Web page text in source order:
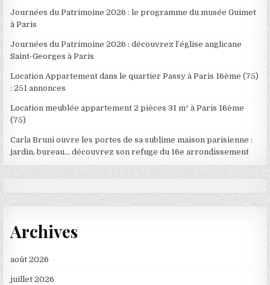
Journées du Patrimoine 2026 : le programme du musée Guimet
à Paris
Journées du Patrimoine 2026 : découvrez l’église anglicane
Saint-Georges à Paris
Location Appartement dans le quartier Passy à Paris 16ème (75)
: 251 annonces
Location meublée appartement 2 pièces 31 m² à Paris 16ème
(75)
Carla Bruni ouvre les portes de sa sublime maison parisienne :
jardin, bureau… découvrez son refuge du 16e arrondissement
Archives
août 2026
juillet 2026